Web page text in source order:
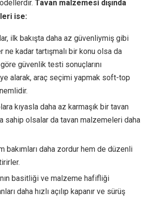
Tavan malzemesi dışında
ise:
ilk bakışta daha az güvenliymiş gibi
ne kadar tartışmalı bir konu olsa da
güvenlik testi sonuçlarını
alarak, araç seçimi yapmak soft-top
kıyasla daha az karmaşık bir tavan
sahip olsalar da tavan malzemeleri daha
bakımları daha zordur hem de düzenli
basitliği ve malzeme hafifliği
daha hızlı açılıp kapanır ve sürüş